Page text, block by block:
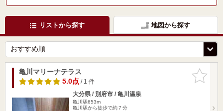
リストから探す 地図から探す
お気に入
りに追加
亀川マリーナテラス
5.0点/ 1 件
大分県 / 別府市 / 亀川温泉
亀川駅653m
亀川駅から徒歩で約７分